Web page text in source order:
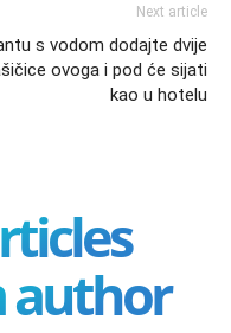
Next article
s vodom dodajte dvije
ovoga i pod će sijati
kao u hotelu
author